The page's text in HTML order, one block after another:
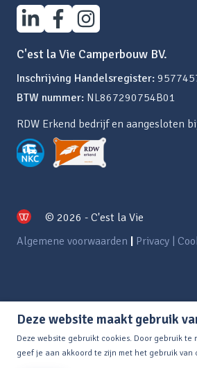
C'est la Vie Camperbouw BV.
Inschrijving Handelsregister:
BTW nummer: NL867290754B01
RDW Erkend bedrijf en aangesloten
© 2026 - C'est la Vie
Algemene voorwaarden
Privacy |
Deze website maakt gebruik
Deze website gebruikt cookies. Door gebruik te
geef je aan akkoord te zijn met het gebruik van